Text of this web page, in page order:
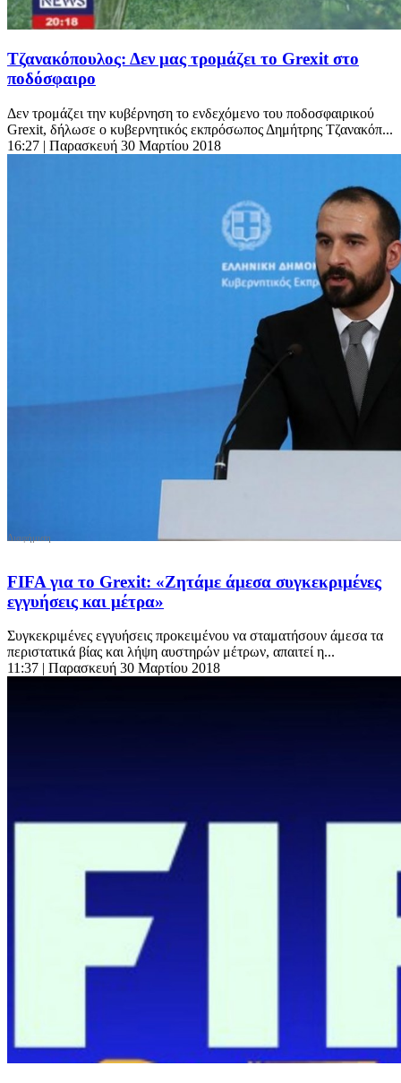
Τζανακόπουλος: Δεν μας τρομάζει το Grexit στο
ποδόσφαιρο
Δεν τρομάζει την κυβέρνηση το ενδεχόμενο του ποδοσφαιρικού
Grexit, δήλωσε ο κυβερνητικός εκπρόσωπος Δημήτρης Τζανακόπ...
16:27 | Παρασκευή 30 Μαρτίου 2018
FIFA για το Grexit: «Ζητάμε άμεσα συγκεκριμένες
εγγυήσεις και μέτρα»
Συγκεκριμένες εγγυήσεις προκειμένου να σταματήσουν άμεσα τα
περιστατικά βίας και λήψη αυστηρών μέτρων, απαιτεί η...
11:37 | Παρασκευή 30 Μαρτίου 2018